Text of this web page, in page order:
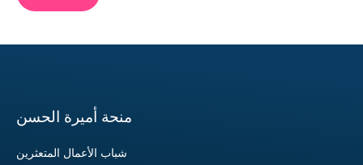
منحة أميرة الحسن
شباب الأعمال المتعثرين